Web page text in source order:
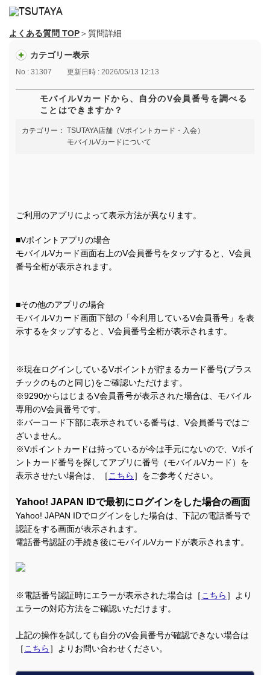
よくある質問 TOP＞質問詳細
カテゴリー表示
No : 31307 更新日時 : 2026/05/13 12:13
モバイルVカードから、自分のV会員番号を調べる
ことはできますか？
カテゴリー： TSUTAYA店舗（Vポイントカード・入会）
モバイルVカードについて
ご利用のアプリによって表示方法が異なります。
■Vポイントアプリの場合
モバイルVカード画面右上のV会員番号をタップすると、V会員
番号全桁が表示されます。
■その他のアプリの場合
モバイルVカード画面下部の「今利用しているV会員番号」を表
示するをタップすると、V会員番号全桁が表示されます。
※現在ログインしているVポイントが貯まるカード番号(プラス
チックのものと同じ)をご確認いただけます。
※9290からはじまるV会員番号が表示された場合は、モバイル
専用のV会員番号です。
※バーコード下部に表示されている番号は、V会員番号ではご
ざいません。
※Vポイントカードは持っているが今は手元にないので、Vポイ
ントカード番号を探してアプリに番号（モバイルVカード）を
表示させたい場合は、［こちら ］をご参考ください。
Yahoo! JAPAN IDで最初にログインをした場合の画面
Yahoo! JAPAN IDでログインをした場合は、下記の電話番号で
認証をする画面が表示されます。
電話番号認証の手続き後にモバイルVカードが表示されます。
※電話番号認証時にエラーが表示された場合は［こちら ］より
エラーの対応方法をご確認いただけます。
上記の操作を試しても自分のV会員番号が確認できない場合は
［こちら ］よりお問い合わせください。